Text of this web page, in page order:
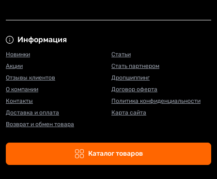
Информация
Новинки
Акции
Отзывы клиентов
О компании
Контакты
Доставка и оплата
Возврат и обмен товара
Статьи
Стать партнером
Дропшиппинг
Договор оферта
Политика конфиденциальности
Карта сайта
Каталог товаров